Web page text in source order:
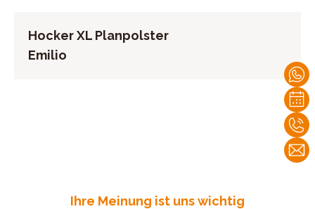
Hocker XL Planpolster
Emilio
Ihre Meinung ist uns wichtig